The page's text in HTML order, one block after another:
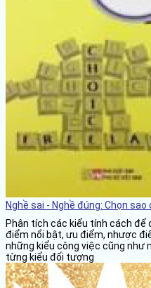
Nghề sai - Nghề đúng: Chọn sao
Phân tích các kiểu tính cách để
điểm nổi bật, ưu điểm, nhược
những kiểu công việc cũng như
từng kiểu đối tượng